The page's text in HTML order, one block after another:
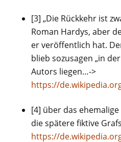
[3] „Die Rückkehr ist
Roman Hardys, aber
er veröffentlich hat.
blieb sozusagen „in
Autors liegen…->
https://
[4] über das
die spätere fiktive
https://